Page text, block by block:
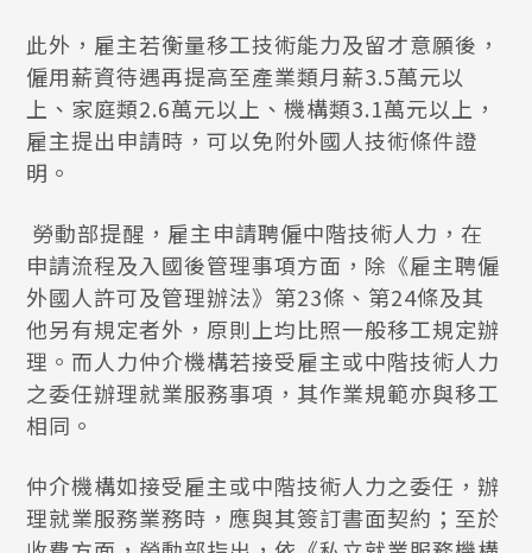
此外，雇主若衡量移工技術能力及留才意願後，
僱用薪資待遇再提高至產業類月薪3.5萬元以
上、家庭類2.6萬元以上、機構類3.1萬元以上，
雇主提出申請時，可以免附外國人技術條件證
明。
勞動部提醒，雇主申請聘僱中階技術人力，在
申請流程及入國後管理事項方面，除《雇主聘僱
外國人許可及管理辦法》第23條、第24條及其
他另有規定者外，原則上均比照一般移工規定辦
理。而人力仲介機構若接受雇主或中階技術人力
之委任辦理就業服務事項，其作業規範亦與移工
相同。
仲介機構如接受雇主或中階技術人力之委任，辦
理就業服務業務時，應與其簽訂書面契約；至於